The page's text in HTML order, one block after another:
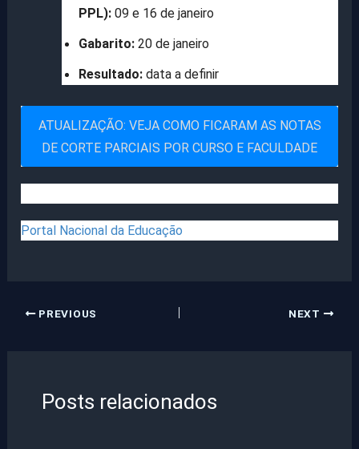
PPL): 09 e 16 de janeiro
Gabarito: 20 de janeiro
Resultado: data a definir
ATUALIZAÇÃO: VEJA COMO FICARAM AS NOTAS
DE CORTE PARCIAIS POR CURSO E FACULDADE
Portal Nacional da Educação
PREVIOUS NEXT
Posts relacionados